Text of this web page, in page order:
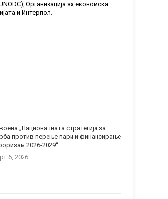
Организација за економска
и Интерпол.
„Националната стратегија за
против перење пари и финансирање
2026-2029“
6, 2026